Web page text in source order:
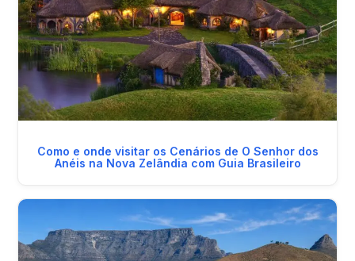
Como e onde visitar os Cenários de O Senhor dos
Anéis na Nova Zelândia com Guia Brasileiro